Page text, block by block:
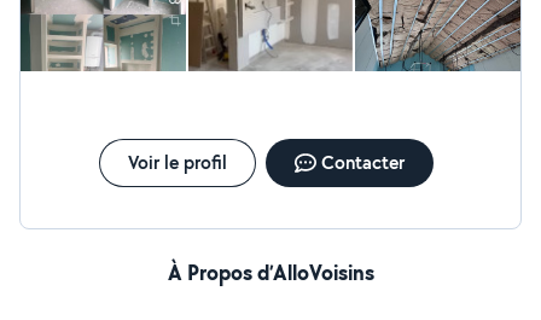
Voir le profil Contacter
À Propos d’AlloVoisins